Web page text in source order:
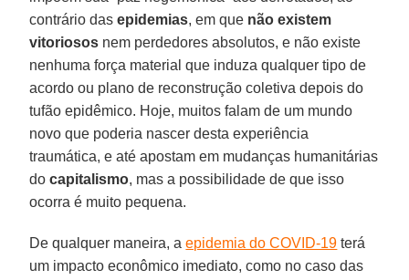
contrário dasepidemias, em que não existem
vitoriosos nem perdedores absolutos, e não existe
nenhuma força material que induza qualquer tipo de
acordo ou plano de reconstrução coletiva depois do
tufão epidêmico. Hoje, muitos falam de um mundo
novo que poderia nascer desta experiência
traumática, e até apostam em mudanças humanitárias
docapitalismo, mas a possibilidade de que isso
ocorra é muito pequena.
De qualquer maneira, aepidemia do COVID-19 terá
um impacto econômico imediato, como no caso das